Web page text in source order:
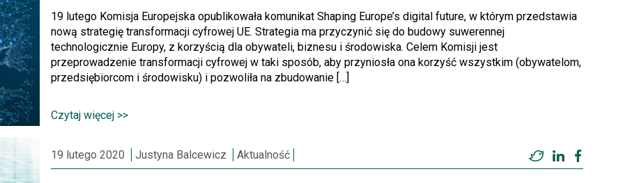
19 lutego Komisja Europejska opublikowała komunikat Shaping Europe’s digital future, w którym przedstawia
nową strategię transformacji cyfrowej UE. Strategia ma przyczynić się do budowy suwerennej
technologicznie Europy, z korzyścią dla obywateli, biznesu i środowiska. Celem Komisji jest
przeprowadzenie transformacji cyfrowej w taki sposób, aby przyniosła ona korzyść wszystkim (obywatelom,
przedsiębiorcom i środowisku) i pozwoliła na zbudowanie […]
Czytaj więcej >>
19 lutego 2020 Justyna Balcewicz Aktualność TwitterLinkedIn